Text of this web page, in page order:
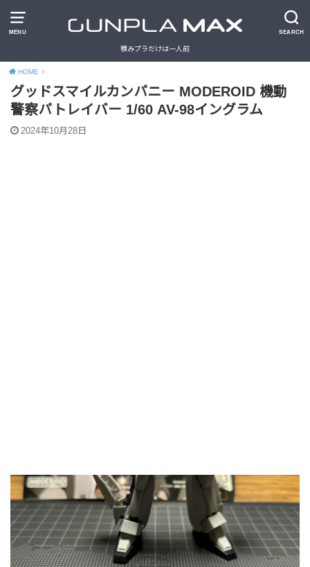
MENU SEARCH
積みプラだけは一人前
HOME
グッドスマイルカンパニー MODEROID 機動
警察パトレイバー 1/60 AV-98イングラム
2024年10月28日